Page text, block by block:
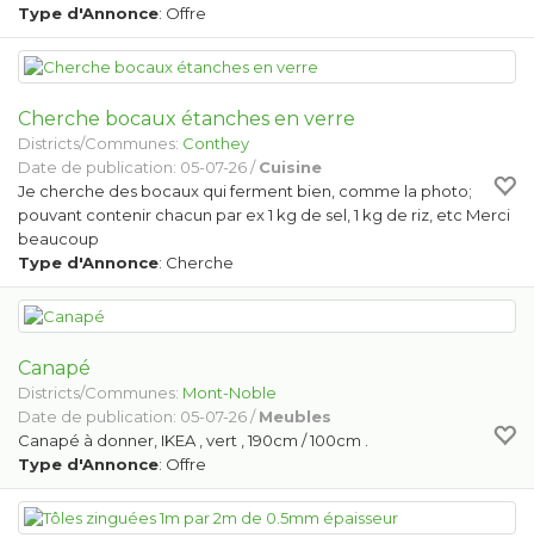
Type d'Annonce: Offre
Cherche bocaux étanches en verre
Districts/Communes: Conthey
Date de publication: 05-07-26 /Cuisine
Je cherche des bocaux qui ferment bien, comme la photo;
pouvant contenir chacun par ex 1 kg de sel, 1 kg de riz, etc Merci
beaucoup
Type d'Annonce: Cherche
Canapé
Districts/Communes: Mont-Noble
Date de publication: 05-07-26 /Meubles
Canapé à donner, IKEA , vert , 190cm / 100cm .
Type d'Annonce: Offre